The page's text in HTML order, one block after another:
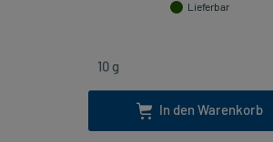
Lieferbar
In den Warenkorb